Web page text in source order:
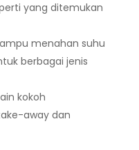
yang ditemukan
menahan suhu
berbagai jenis
kokoh
away dan